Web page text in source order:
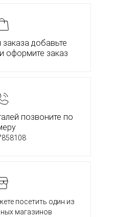
добавьте
оформите заказ
позвоните по
посетить один из
магазинов